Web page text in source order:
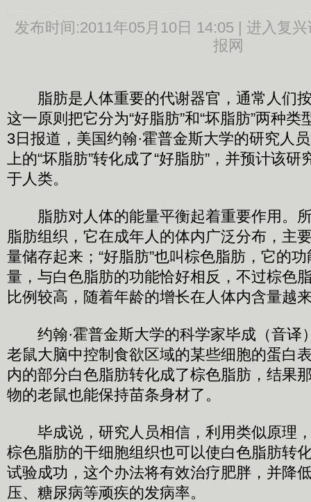
发布时间:2011年05月10日 14:05 | 进入复兴
报网
脂肪是人体重要的代谢器官，通常人们
这一原则把它分为“好脂肪”和“坏脂肪”两种
3日报道，美国约翰·霍普金斯大学的研究人
上的“坏脂肪”转化成了“好脂肪”，并预计该
于人类。
脂肪对人体的能量平衡起着重要作用。所
脂肪组织，它在成年人的体内广泛分布，主
量储存起来；“好脂肪”也叫棕色脂肪，它的
量，与白色脂肪的功能恰好相反，不过棕色
比例较高，随着年龄的增长在人体内含量越
约翰·霍普金斯大学的科学家毕成（音译
老鼠大脑中控制食欲区域的某些细胞的蛋白
内的部分白色脂肪转化成了棕色脂肪，结果
物的老鼠也能保持苗条身材了。
毕成说，研究人员相信，利用类似原理
棕色脂肪的干细胞组织也可以使白色脂肪转
试验成功，这个办法将有效治疗肥胖，并降
压、糖尿病等顽疾的发病率。